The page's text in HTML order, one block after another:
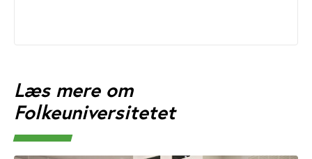
Læs mere om
Folkeuniversitetet